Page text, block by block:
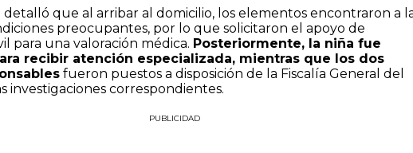
que al arribar al domicilio, los elementos encontraron a
preocupantes, por lo que solicitaron el apoyo de
para una valoración médica. Posteriormente, la niña fue
recibir atención especializada, mientras que los dos
fueron puestos a disposición de la Fiscalía General del
investigaciones correspondientes.
PUBLICIDAD